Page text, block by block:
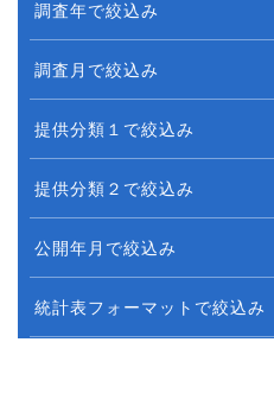
調査年で絞込み
調査月で絞込み
提供分類１で絞込み
提供分類２で絞込み
公開年月で絞込み
統計表フォーマットで絞込み